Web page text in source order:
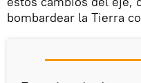
bombardear la Tierra